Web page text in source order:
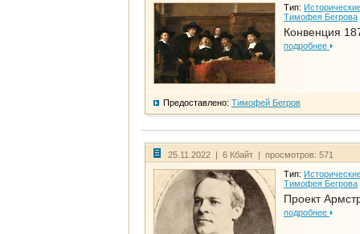
Тип:
Тимофея Бегрова
Конвенция
подробнее
Предоставлено: Тимофей Бегров
25.11.2022 | 6 Кбайт | просмотров: 571
Тип:
Тимофея Бегрова
Проект
подробнее